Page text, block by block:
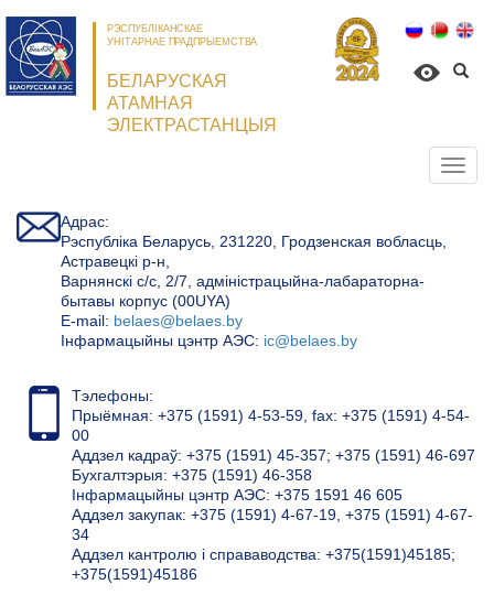
РЭСПУБЛІКАНСКАЕ
УНІТАРНАЕ ПРАДПРЫЕМСТВА
БЕЛАРУСКАЯ
АТАМНАЯ
ЭЛЕКТРАСТАНЦЫЯ
Адрас:
Рэспубліка Беларусь, 231220, Гродзенская вобласць,
Астравецкі р-н,
Варнянскі с/с, 2/7, адміністрацыйна-лабараторна-
бытавы корпус (00UYA)
Е-mail: belaes@belaes.by
Інфармацыйны цэнтр АЭС: ic@belaes.by
Тэлефоны:
Прыёмная: +375 (1591) 4-53-59, fax: +375 (1591) 4-54-
00
Аддзел кадраў: +375 (1591) 45-357; +375 (1591) 46-697
Бухгалтэрыя: +375 (1591) 46-358
Інфармацыйны цэнтр АЭС: +375 1591 46 605
Аддзел закупак: +375 (1591) 4-67-19, +375 (1591) 4-67-
34
Аддзел кантролю і справаводства: +375(1591)45185;
+375(1591)45186